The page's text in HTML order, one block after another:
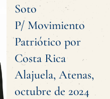
Soto
P/ Movimiento
Patriótico por
Costa Rica
Alajuela, Atenas,
octubre de 2024